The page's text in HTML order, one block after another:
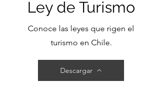
Ley de Turismo
Conoce las leyes que rigen el
turismo en Chile.
Descargar